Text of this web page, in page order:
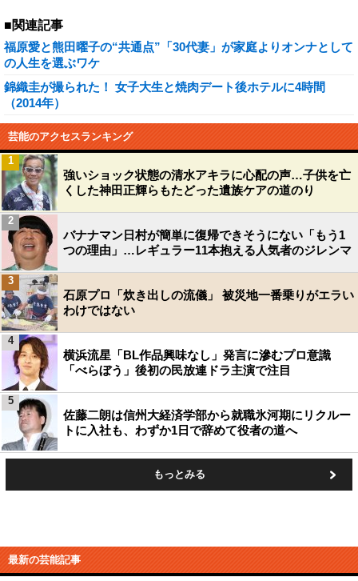
■関連記事
福原愛と熊田曜子の“共通点”「30代妻」が家庭よりオンナとして
の人生を選ぶワケ
錦織圭が撮られた！ 女子大生と焼肉デート後ホテルに4時間
（2014年）
芸能のアクセスランキング
強いショック状態の清水アキラに心配の声…子供を亡
くした神田正輝らもたどった遺族ケアの道のり
1
バナナマン日村が簡単に復帰できそうにない「もう1
つの理由」…レギュラー11本抱える人気者のジレンマ
2
石原プロ「炊き出しの流儀」 被災地一番乗りがエラい
わけではない
3
横浜流星「BL作品興味なし」発言に滲むプロ意識
「べらぼう」後初の民放連ドラ主演で注目
4
佐藤二朗は信州大経済学部から就職氷河期にリクルー
トに入社も、わずか1日で辞めて役者の道へ
5
もっとみる
最新の芸能記事